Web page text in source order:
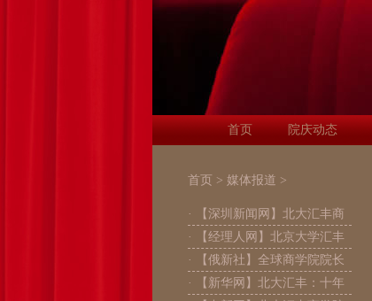
首页 院庆动态
首页 > 媒体报道 >
· 【深圳新闻网】北大汇丰商
· 【经理人网】北京大学汇丰
· 【俄新社】全球商学院院长
· 【新华网】北大汇丰：十年